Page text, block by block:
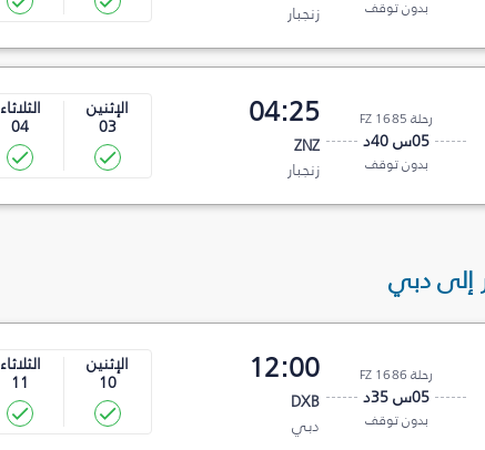
بدون توقف
زنجبار
رحلة FZ 1685
05س 40د
بدون توقف
04:25
ZNZ
زنجبار
الإثنين
03
الثلاثاء
04
إلى دبي
رحلة FZ 1686
05س 35د
بدون توقف
12:00
DXB
دبي
الإثنين
10
الثلاثاء
11